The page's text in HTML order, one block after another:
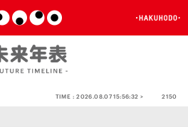
TIME :2026.08.07 15:56:32 > 2150